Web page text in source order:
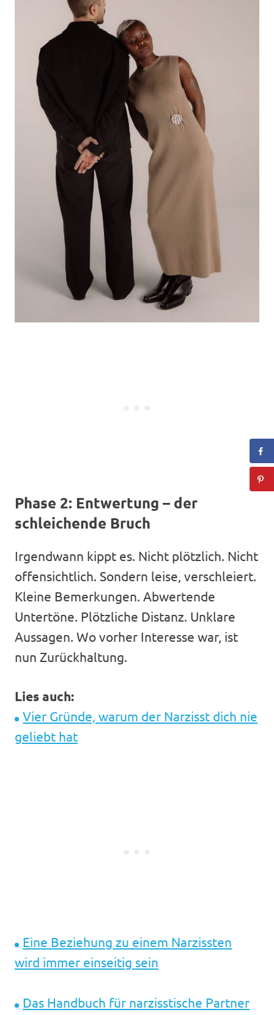
Phase 2: Entwertung – der
schleichende Bruch
Irgendwann kippt es. Nicht plötzlich. Nicht
offensichtlich. Sondern leise, verschleiert.
Kleine Bemerkungen. Abwertende
Untertöne. Plötzliche Distanz. Unklare
Aussagen. Wo vorher Interesse war, ist
nun Zurückhaltung.
Lies auch:
Vier Gründe, warum der Narzisst dich nie
geliebt hat
Eine Beziehung zu einem Narzissten
wird immer einseitig sein
Das Handbuch für narzisstische Partner